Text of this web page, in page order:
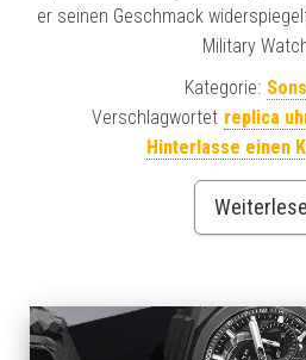
er seinen Geschmack
Military
Kategorie:
Verschlagwortet replica
Hinterlasse einen